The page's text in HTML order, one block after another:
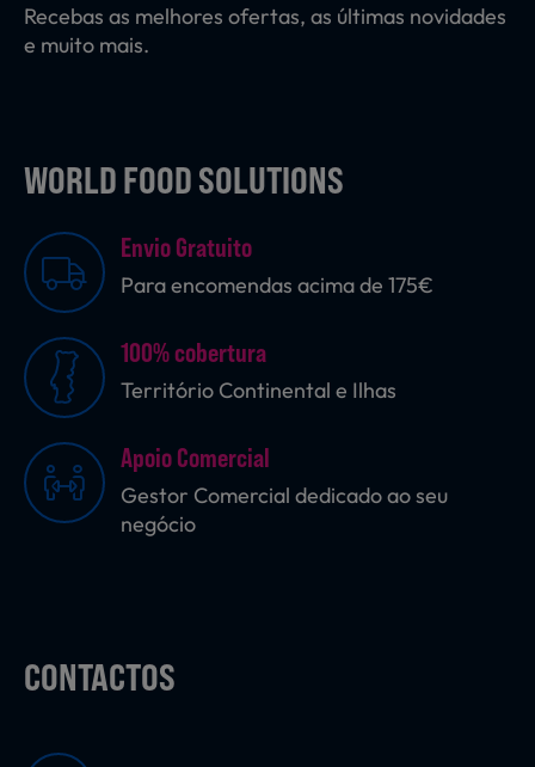
Nutrição Clínica
Bebidas e Garrafeira
Produtos Vegetarianos
Sobremesas
Recebas as melhores ofertas, as últimas novidades
e muito mais.
WORLD FOOD SOLUTIONS
Envio Gratuito
Para encomendas acima de 175€
100% cobertura
Território Continental e Ilhas
Apoio Comercial
Gestor Comercial dedicado ao seu
negócio
CONTACTOS